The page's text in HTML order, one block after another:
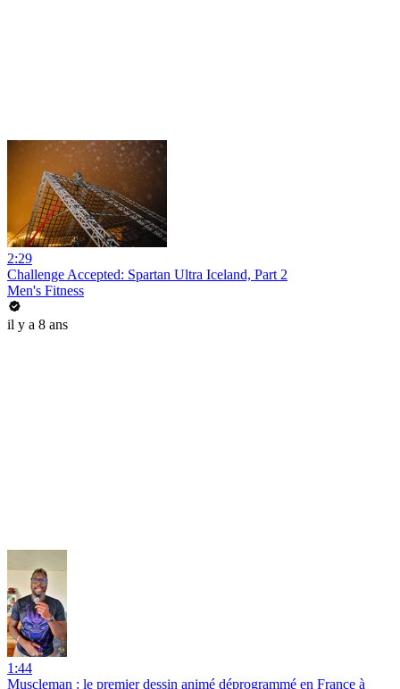
2:29
Challenge Accepted: Spartan Ultra Iceland, Part 2
Men's Fitness
il y a 8 ans
1:44
Muscleman : le premier dessin animé déprogrammé en France à